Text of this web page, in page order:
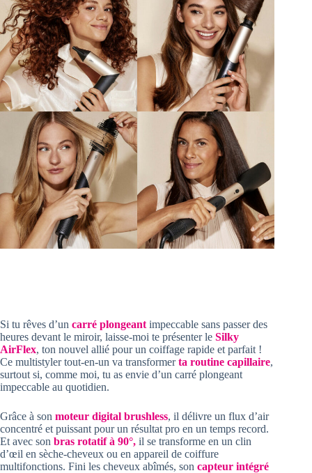
Si tu rêves d’un carré plongeant impeccable sans passer des
heures devant le miroir, laisse-moi te présenter le Silky
AirFlex, ton nouvel allié pour un coiffage rapide et parfait !
Ce multistyler tout-en-un va transformerta routine capillaire,
surtout si, comme moi, tu as envie d’un carré plongeant
impeccable au quotidien.
Grâce à son moteur digital brushless, il délivre un flux d’air
concentré et puissant pour un résultat pro en un temps record.
Et avec son bras rotatif à 90°, il se transforme en un clin
d’œil en sèche-cheveux ou en appareil de coiffure
multifonctions. Fini les cheveux abîmés, son capteur intégré